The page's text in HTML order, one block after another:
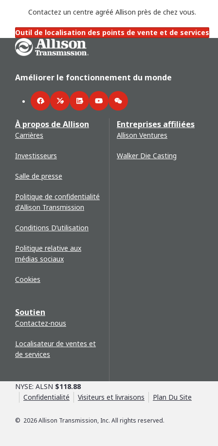
Contactez un centre agréé Allison près de chez vous.
Outil de localisation des points de vente et de services
Go Home
Améliorer le fonctionnement du monde
FacebookTwitterLinkedInYouTubeWeChat
À propos de Allison
Carrières
Investisseurs
Salle de presse
Politique de confidentialité
d'Allison Transmission
Conditions D’utilisation
Politique relative aux
médias sociaux
Cookies
Soutien
Contactez-nous
Localisateur de ventes et
de services
Entreprises affiliées
Allison Ventures
Walker Die Casting
© 2026Allison Transmission, Inc. All rights reserved.
NYSE: ALSN $118.88
Confidentialité
Visiteurs et livraisons Plan Du Site